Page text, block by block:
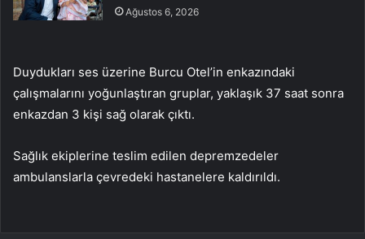
Ağustos 6, 2026
Duydukları ses üzerine Burcu Otel’in enkazındaki
çalışmalarını yoğunlaştıran gruplar, yaklaşık 37 saat sonra
enkazdan 3 kişi sağ olarak çıktı.
Sağlık ekiplerine teslim edilen depremzedeler
ambulanslarla çevredeki hastanelere kaldırıldı.